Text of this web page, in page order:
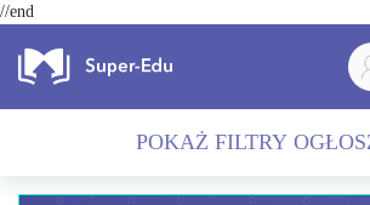
//end
POKAŻ FILTRY